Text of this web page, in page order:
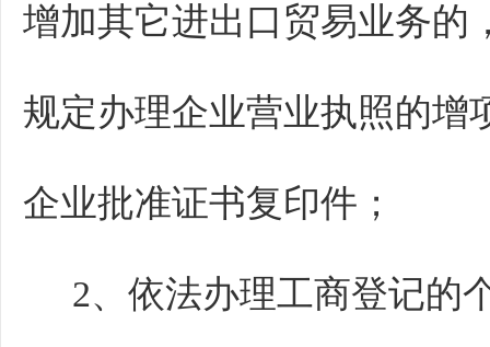
增加其它进出口贸易业务的
规定办理企业营业执照的增
企业批准证书复印件；
2、依法办理工商登记的